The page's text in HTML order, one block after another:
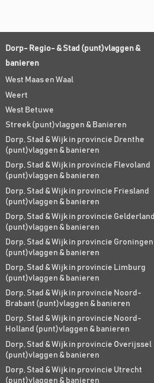
Dorp- Regio- & Stad (punt)vlaggen &
banieren
West Maas en Waal
Weert
West Betuwe
Streek (punt)vlaggen & Banieren
Dorp, Stad & Wijk in provincie Drenthe
(punt)vlaggen & banieren
Dorp, Stad & Wijk in provincie Flevoland
(punt)vlaggen & banieren
Dorp, Stad & Wijk in provincie Friesland
(punt)vlaggen & banieren
Dorp, Stad & Wijk in provincie Gelderland
(punt)vlaggen & banieren
Dorp, Stad & Wijk in provincie Groningen
(punt)vlaggen & banieren
Dorp, Stad & Wijk in provincie Limburg
(punt)vlaggen & banieren
Dorp, Stad & Wijk in provincie Noord-
Brabant (punt)vlaggen & banieren
Dorp, Stad & Wijk in provincie Noord-
Holland (punt)vlaggen & banieren
Dorp, Stad & Wijk in provincie Overijssel
(punt)vlaggen & banieren
Dorp, Stad & Wijk in provincie Utrecht
(punt)vlaggen & banieren